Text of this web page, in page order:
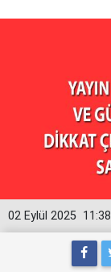
11:38
02 Eylül 2025